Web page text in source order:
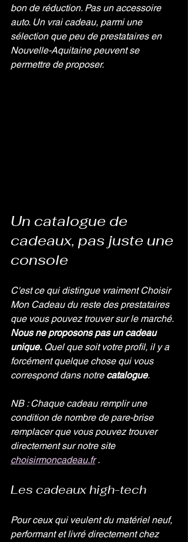
bon de réduction. Pas un accessoire
auto. Un vrai cadeau, parmi une
sélection que peu de prestataires en
Nouvelle-Aquitaine peuvent se
permettre de proposer.
Un catalogue de
cadeaux, pas juste une
console
C'est ce qui distingue vraiment Choisir
Mon Cadeau du reste des prestataires
que vous pouvez trouver sur le marché.
Nous ne proposons pas un cadeau
unique. Quel que soit votre profil, il y a
forcément quelque chose qui vous
correspond dans notre catalogue.
NB : Chaque cadeau remplir une
condition de nombre de pare-brise
remplacer que vous pouvez trouver
directement sur notre site
choisirmoncadeau.fr .
Les cadeaux high-tech
Pour ceux qui veulent du matériel neuf,
performant et livré directement chez